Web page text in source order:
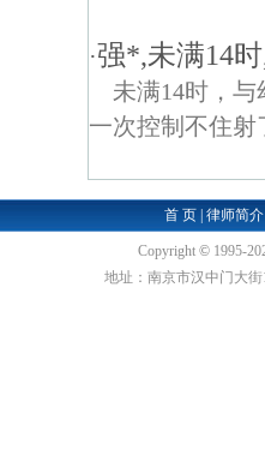
·强*,未满14
未满14时，
一次控制不住射
首 页 |律师简介
Copyright © 1995-
地址：南京市汉中门大街